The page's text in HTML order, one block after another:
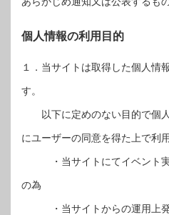
個人情報の利用目的
１．当サイトは取得した個人情
す。
以下に定めのない目的で個
にユーザーの同意を得た上で利
・当サイトにてイベント実
の為
・当サイトからの運用上発